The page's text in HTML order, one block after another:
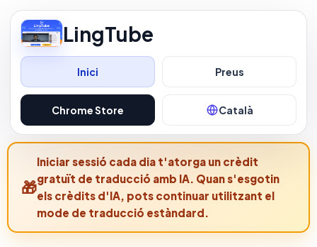
LingTube
Inici Preus
Chrome Store Català
Iniciar sessió cada dia t'atorga un crèdit
gratuït de traducció amb IA. Quan s'esgotin
els crèdits d'IA, pots continuar utilitzant el
mode de traducció estàndard.